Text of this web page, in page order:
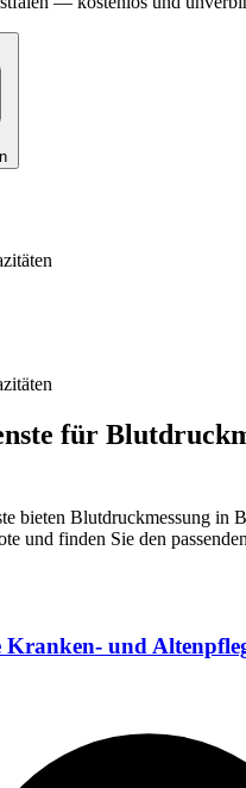
für
bieten Blutdruckmessung in
und finden Sie den
und